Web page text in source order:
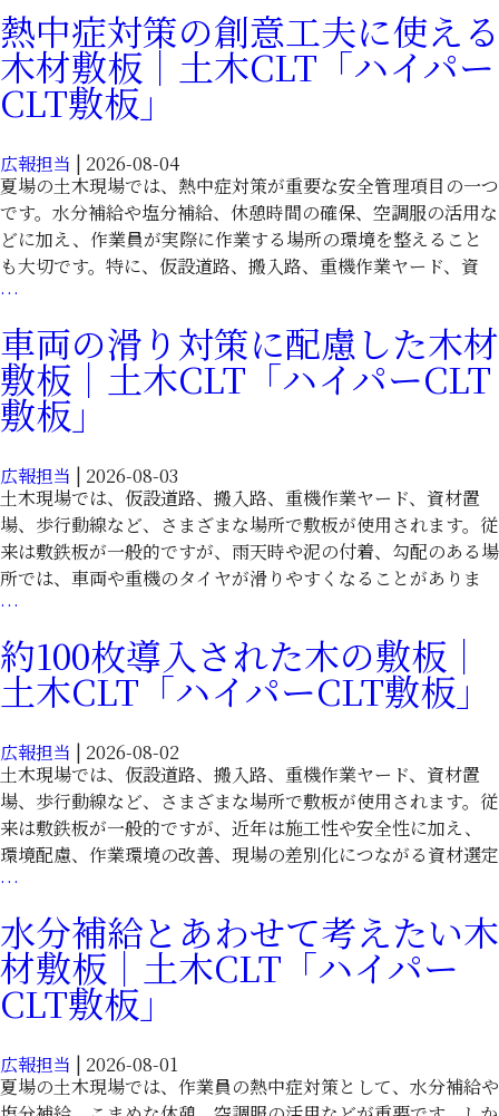
敷
板」
CLT「ハ
イ
パ
ー
CLT
板」
近
隣
対
策
使
え
る
木
材
板
｜
土
木
CLT「ハ
パ
ー
CLT
敷
板」
熱中症対策の創意工夫に使える
木材敷板｜土木CLT「ハイパー
CLT敷板」
広報担当 | 2026-08-04
夏場の土木現場では、熱中症対策が重要な安全管理項目の一つ
です。水分補給や塩分補給、休憩時間の確保、空調服の活用な
どに加え、作業員が実際に作業する場所の環境を整えること
も大切です。特に、仮設道路、搬入路、重機作業ヤード、資
…
症
対
策
の
意
工
夫
に
使
る
木
材
板
｜
土
木
CLT「ハ
ー
CLT
敷
板」
車両の滑り対策に配慮した木材
敷板｜土木CLT「ハイパーCLT
敷板」
広報担当 | 2026-08-03
土木現場では、仮設道路、搬入路、重機作業ヤード、資材置
場、歩行動線など、さまざまな場所で敷板が使用されます。従
来は敷鉄板が一般的ですが、雨天時や泥の付着、勾配のある場
所では、車両や重機のタイヤが滑りやすくなることがありま
…
の
滑
り
策
に
配
慮
し
木
材
敷
板
土
木
約100枚導入された木の敷板｜
土木CLT「ハイパーCLT敷板」
広報担当 | 2026-08-02
土木現場では、仮設道路、搬入路、重機作業ヤード、資材置
場、歩行動線など、さまざまな場所で敷板が使用されます。従
来は敷鉄板が一般的ですが、近年は施工性や安全性に加え、
環境配慮、作業環境の改善、現場の差別化につながる資材選定
…
枚
導
入
さ
た
木
水分補給とあわせて考えたい木
材敷板｜土木CLT「ハイパー
CLT敷板」
広報担当 | 2026-08-01
夏場の土木現場では、作業員の熱中症対策として、水分補給や